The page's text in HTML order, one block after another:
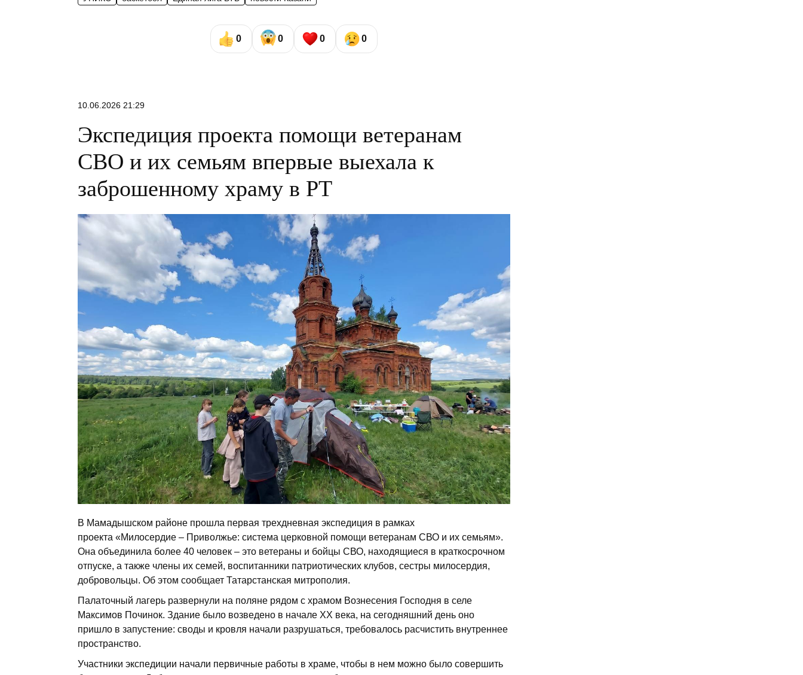
0 0 0 0
10.06.2026 21:29
Экспедиция проекта помощи ветеранам
СВО и их семьям впервые выехала к
заброшенному храму в РТ
В Мамадышском районе прошла первая трехдневная экспедиция в рамках
проекта «Милосердие – Приволжье: система церковной помощи ветеранам СВО и их семьям».
Она объединила более 40 человек – это ветераны и бойцы СВО, находящиеся в краткосрочном
отпуске, а также члены их семей, воспитанники патриотических клубов, сестры милосердия,
добровольцы. Об этом сообщает Татарстанская митрополия.
Палаточный лагерь развернули на поляне рядом с храмом Вознесения Господня в селе
Максимов Починок. Здание было возведено в начале XX века, на сегодняшний день оно
пришло в запустение: своды и кровля начали разрушаться, требовалось расчистить внутреннее
пространство.
Участники экспедиции начали первичные работы в храме, чтобы в нем можно было совершить